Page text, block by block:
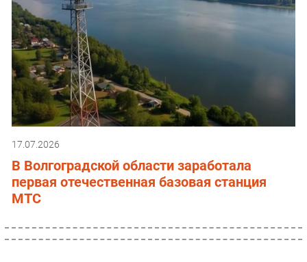
17.07.2026
В Волгоградской области заработала
первая отечественная базовая станция
МТС